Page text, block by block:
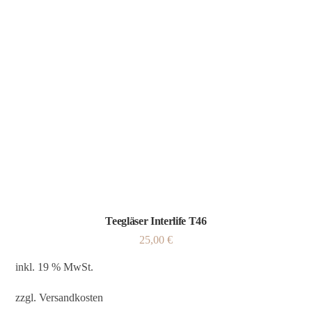
Teegläser Interlife T46
25,00 €
inkl. 19 % MwSt.
zzgl.Versandkosten